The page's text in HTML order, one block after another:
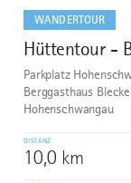
WANDERTOUR
9
Hüttentour -
Parkplatz
Berggasthaus
Hohenschwangau
DISTANZ
10,0 km
dazu